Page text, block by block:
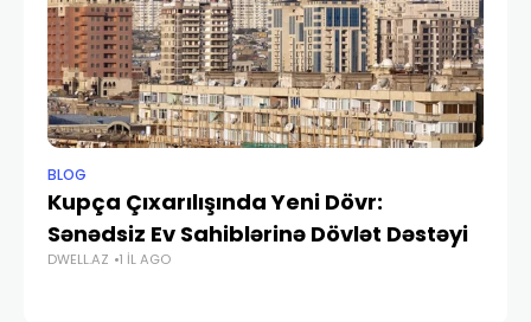
BLOG
Kupça Çıxarılışında Yeni Dövr:
Sənədsiz Ev Sahiblərinə Dövlət Dəstəyi
DWELL.AZ 1 IL AGO